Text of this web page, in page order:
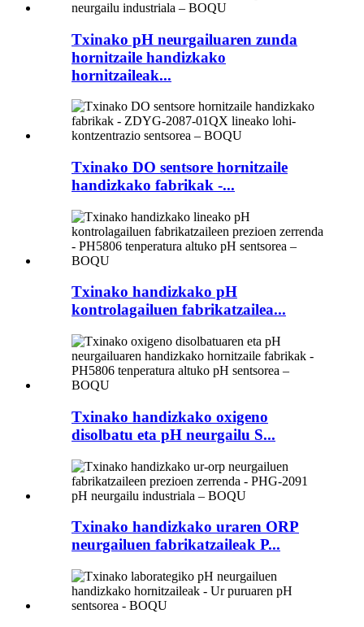
Txinako pH neurgailuaren zunda
hornitzaile handizkako
hornitzaileak...
Txinako DO sentsore hornitzaile
handizkako fabrikak -...
Txinako handizkako pH
kontrolagailuen fabrikatzailea...
Txinako handizkako oxigeno
disolbatu eta pH neurgailu S...
Txinako handizkako uraren ORP
neurgailuen fabrikatzaileak P...